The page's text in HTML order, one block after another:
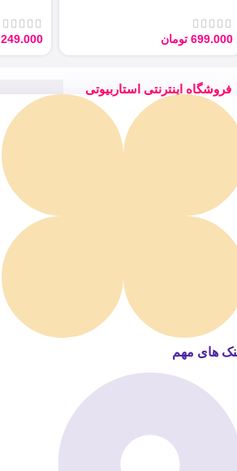
699.000 تومان 249.000
فروشگاه اینترنتی استاربیوتی
های مهم